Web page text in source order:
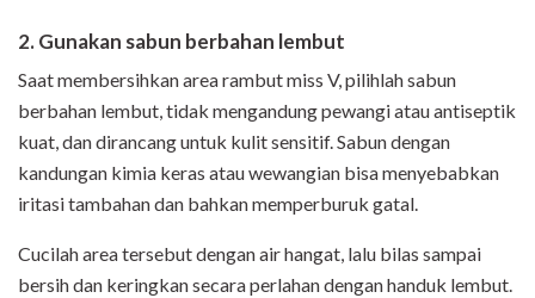
2. Gunakan sabun berbahan lembut
Saat membersihkan area rambut miss V, pilihlah sabun
berbahan lembut, tidak mengandung pewangi atau antiseptik
kuat, dan dirancang untuk kulit sensitif. Sabun dengan
kandungan kimia keras atau wewangian bisa menyebabkan
iritasi tambahan dan bahkan memperburuk gatal.
Cucilah area tersebut dengan air hangat, lalu bilas sampai
bersih dan keringkan secara perlahan dengan handuk lembut.